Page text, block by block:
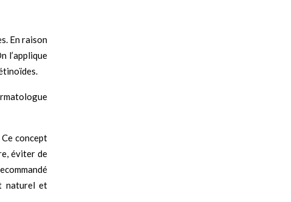
En raison
l’applique
concept
éviter de
naturel et